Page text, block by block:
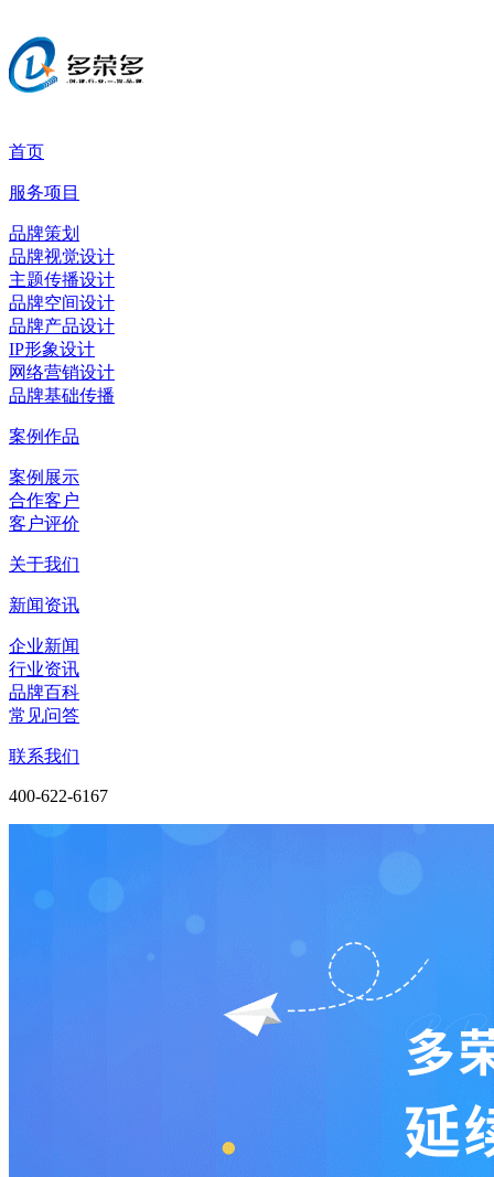
首页
服务项目
品牌策划
品牌视觉设计
主题传播设计
品牌空间设计
品牌产品设计
IP形象设计
网络营销设计
品牌基础传播
案例作品
案例展示
合作客户
客户评价
关于我们
新闻资讯
企业新闻
行业资讯
品牌百科
常见问答
联系我们
400-622-6167